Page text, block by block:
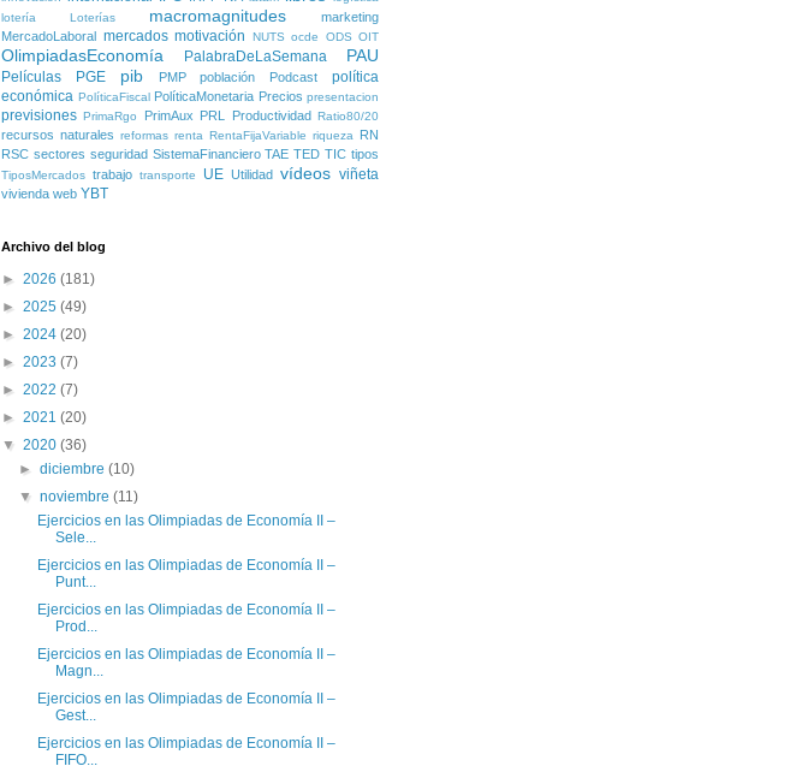
lotería
Loterías macromagnitudes
marketing
MercadoLaboral mercados motivación NUTS ocde ODS OIT
OlimpiadasEconomía PalabraDeLaSemana PAU
Películas PGE pib PMP población Podcast
política
económica PolíticaFiscal PolíticaMonetaria Precios presentacion
previsiones PrimaRgo PrimAux PRL Productividad Ratio80/20
recursos naturales reformas renta RentaFijaVariable riqueza
RN
RSC sectores seguridad SistemaFinanciero TAE TED TIC tipos
TiposMercados trabajo transporte UE Utilidad vídeos viñeta
vivienda web YBT
Archivo del blog
► 2026 (181)
► 2025 (49)
► 2024 (20)
► 2023 (7)
► 2022 (7)
► 2021 (20)
▼ 2020 (36)
►diciembre(10)
▼noviembre(11)
Ejercicios en las Olimpiadas de Economía II –
Sele...
Ejercicios en las Olimpiadas de Economía II –
Punt...
Ejercicios en las Olimpiadas de Economía II –
Prod...
Ejercicios en las Olimpiadas de Economía II –
Magn...
Ejercicios en las Olimpiadas de Economía II –
Gest...
Ejercicios en las Olimpiadas de Economía II –
FIFO...